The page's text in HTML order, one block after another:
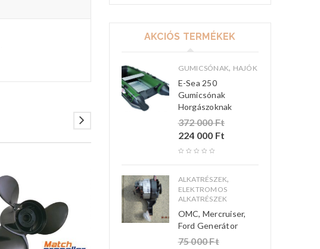
AKCIÓS TERMÉKEK
GUMICSÓNAK, HAJÓK
E-Sea 250
Gumicsónak
Horgászoknak
372 000Ft
224 000 Ft
ALKATRÉSZEK,
ELEKTROMOS
ALKATRÉSZEK
OMC, Mercruiser,
Ford Generátor
75 000Ft